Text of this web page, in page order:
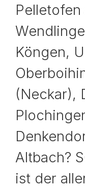
Köngen,
(Neckar),
Altbach?
ist der